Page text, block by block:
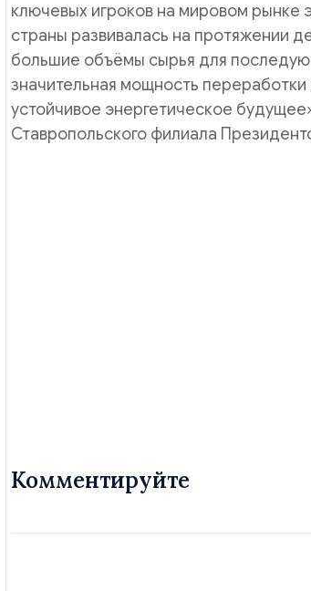
ключевых игроков на мировом рынке
страны развивалась на протяжении
большие объёмы сырья для
значительная мощность
устойчивое энергетическое
Ставропольского филиала
Комментируйте